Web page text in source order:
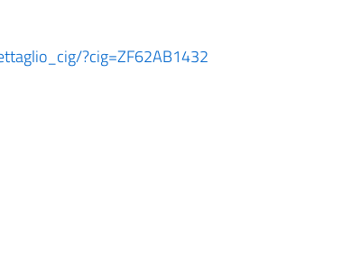
?cig=ZF62AB1432